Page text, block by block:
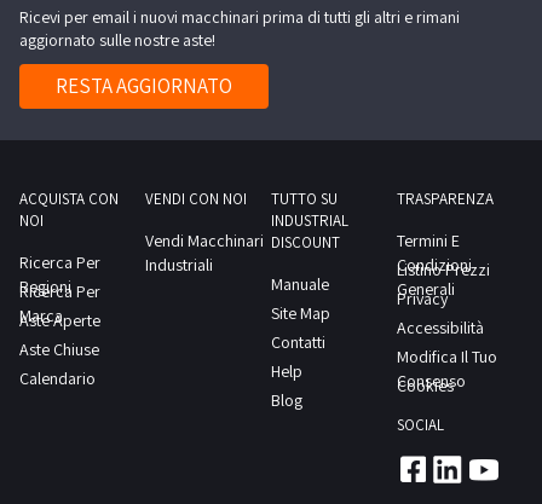
Ricevi per email i nuovi macchinari prima di tutti gli altri e rimani
aggiornato sulle nostre aste!
RESTA AGGIORNATO
ACQUISTA CON
NOI
Ricerca Per
Regioni
Ricerca Per
Marca
Aste Aperte
Aste Chiuse
Calendario
VENDI CON NOI
Vendi Macchinari
Industriali
TUTTO SU
INDUSTRIAL
DISCOUNT
Manuale
Site Map
Contatti
Help
Blog
TRASPARENZA
Termini E
Condizioni
Generali
Listino Prezzi
Privacy
Accessibilità
Modifica Il Tuo
Consenso
Cookies
SOCIAL